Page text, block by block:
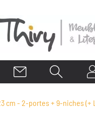
cm - 2-portes + 9-niches (+